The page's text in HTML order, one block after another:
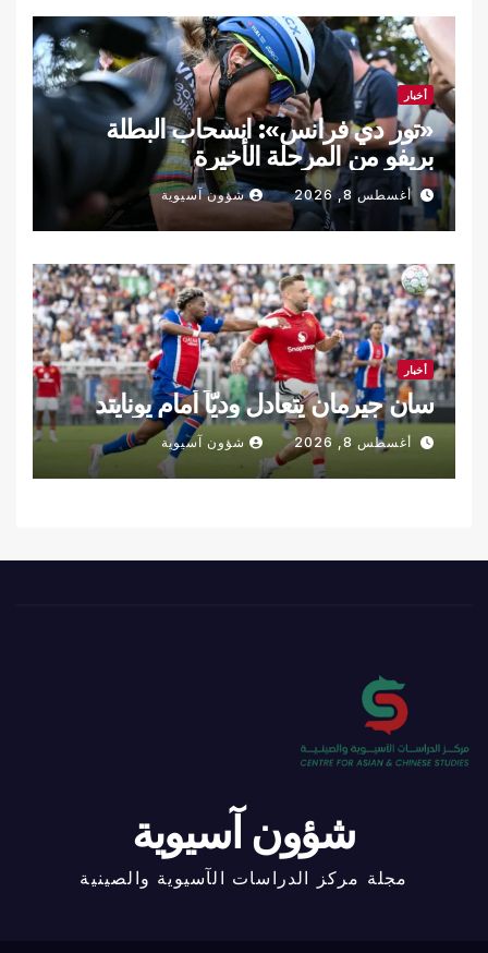
أخبار
«تور دي فرانس»: انسحاب البطلة
بريفو من المرحلة الأخيرة
أغسطس 8, 2026 شؤون آسيوية
أخبار
سان جيرمان يتعادل وديّاً أمام يونايتد
أغسطس 8, 2026 شؤون آسيوية
شؤون آسيوية
مجلة مركز الدراسات الآسيوية والصينية